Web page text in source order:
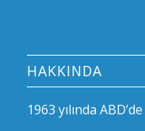
HAKKINDA
1963 yılında